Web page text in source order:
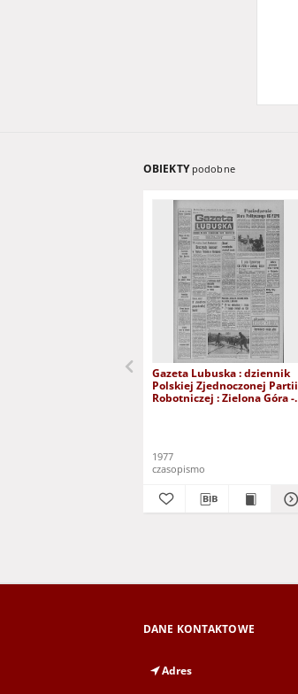
OBIEKTY podobne
Gazeta Lubuska : dziennik
Polskiej Zjednoczonej Partii
Robotniczej : Zielona Góra -
1977
czasopismo
DANE KONTAKTOWE
Adres